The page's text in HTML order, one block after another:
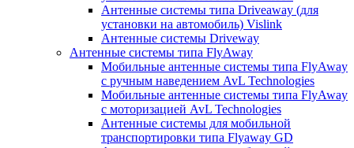
Антенные системы типа Driveaway (для
установки на автомобиль) Vislink
Антенные системы Driveway
Антенные системы типа FlyAway
Мобильные антенные системы типа FlyAway
с ручным наведением AvL Technologies
Мобильные антенные системы типа FlyAway
с моторизацией AvL Technologies
Антенные системы для мобильной
транспортировки типа Flyaway GD